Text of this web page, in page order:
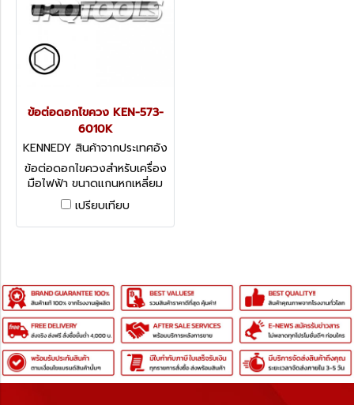
ข้อต่อดอกไขควง KEN-573-
6010K
KENNEDY สินค้าจากประเทศอัง
กฤษ-1
ข้อต่อดอกไขควงสำหรับเครื่อง
มือไฟฟ้า ขนาดแกนหกเหลี่ยม
1/4" KENNEDY Direct Drive
Adaptors for Power Tools -
Magnetic
เปรียบเทียบ